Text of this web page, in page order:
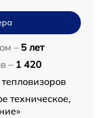
– 5 лет
– 1 420
техническое,